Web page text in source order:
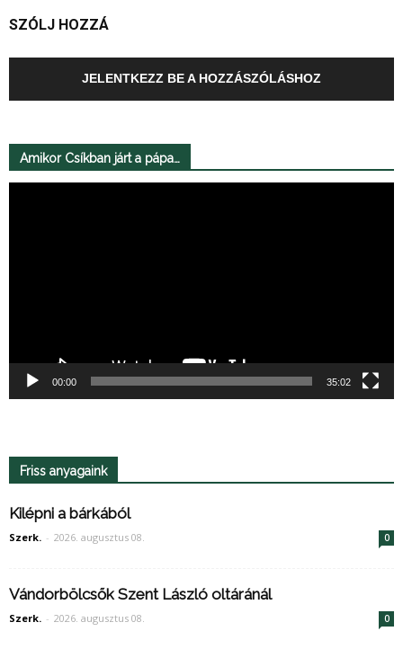
SZÓLJ HOZZÁ
JELENTKEZZ BE A HOZZÁSZÓLÁSHOZ
Amikor Csíkban járt a pápa…
00:00 35:02
Friss anyagaink
Kilépni a bárkából
Szerk. - 2026. augusztus 08. 0
Vándorbölcsők Szent László oltáránál
Szerk. - 2026. augusztus 08. 0